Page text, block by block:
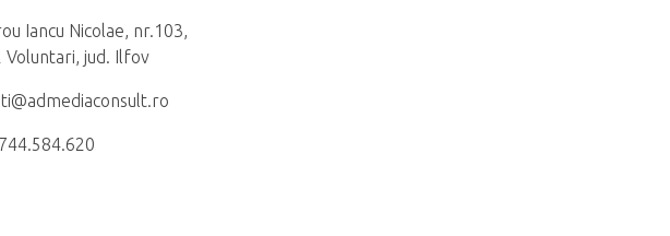
Iancu Nicolae, nr.103,
Voluntari, jud. Ilfov